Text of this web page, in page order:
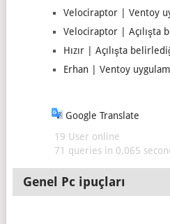
Velociraptor | Ventoy
Velociraptor | Açılışta
Hızır | Açılışta
Erhan | Ventoy
Google Translate
19 User online
71 queries in 0,065
Genel Pc ipuçları